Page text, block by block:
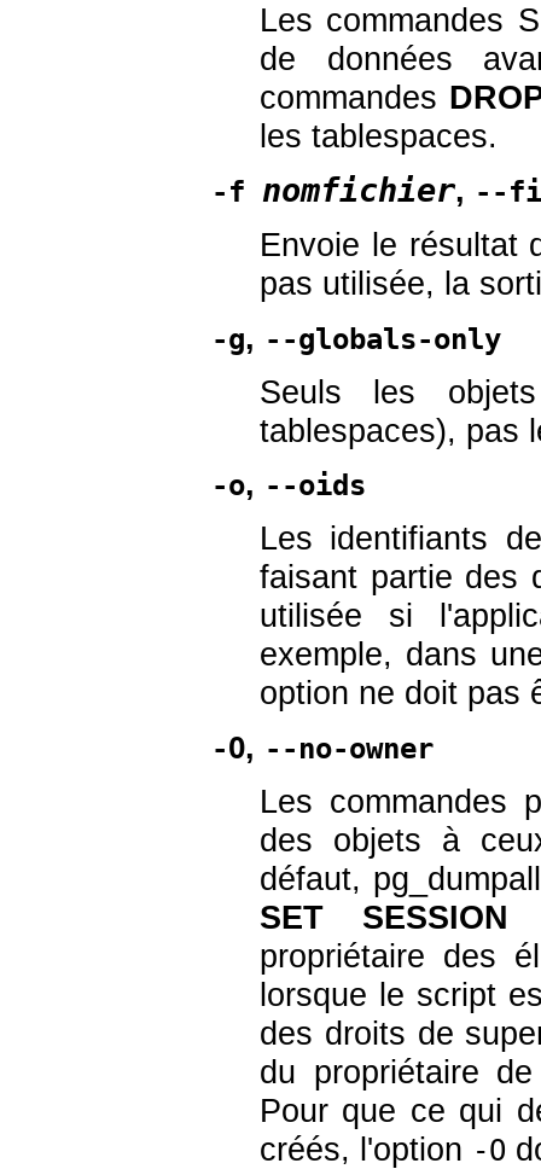
Les commandes
de données
commandes
les tablespaces.
-f nomfichier, --
Envoie le résultat
pas utilisée, la
-g, --globals-only
Seuls les
tablespaces), pas
-o, --oids
Les identifiants
faisant partie des
utilisée si
exemple, dans
option ne doit pas
-O, --no-owner
Les commandes
des objets à
défaut, pg_dumpall
SET SESSION
propriétaire des
lorsque le script
des droits de
du propriétaire
Pour que ce qui
créés, l'option -O